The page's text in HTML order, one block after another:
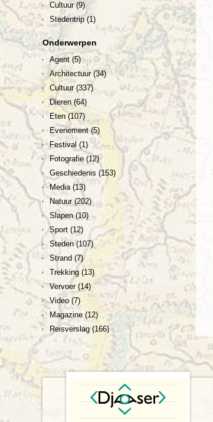
Cultuur(9)
Stedentrip (1)
Onderwerpen
Agent (5)
Architectuur (34)
Cultuur (337)
Dieren (64)
Eten (107)
Evenement(5)
Festival (1)
Fotografie (12)
Geschiedenis (153)
Media (13)
Natuur (202)
Slapen (10)
Sport (12)
Steden(107)
Strand (7)
Trekking (13)
Vervoer (14)
Video (7)
Magazine (12)
Reisverslag (166)